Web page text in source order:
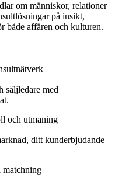
om människor, relationer
på insikt,
både affären och kulturen.
säljledare med
och utmaning
ditt kunderbjudande
matchning